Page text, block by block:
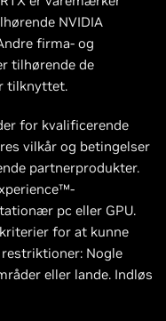
NVIDIA
firma- og
tilhørende de
tilknyttet.
for kvalificerende
vilkår og betingelser
partnerprodukter.
pc eller GPU.
for at kunne
Nogle
eller lande. Indløs